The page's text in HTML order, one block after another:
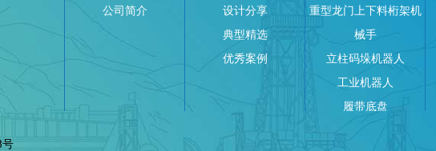
公司简介
设计分享
典型精选
优秀案例
重型龙门上下料桁架机
械手
立柱码垛机器人
工业机器人
履带底盘